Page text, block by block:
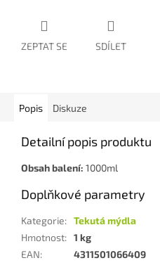
ZEPTAT SE SDÍLET
Popis Diskuze
Detailní popis produktu
Obsah balení: 1000ml
Doplňkové parametry
Kategorie: Tekutá mýdla
Hmotnost: 1 kg
EAN: 4311501066409